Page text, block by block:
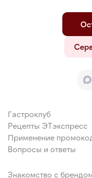
Гастроклуб
Рецепты ЭТэкспресс
Применение
Вопросы и ответы
Знакомство с